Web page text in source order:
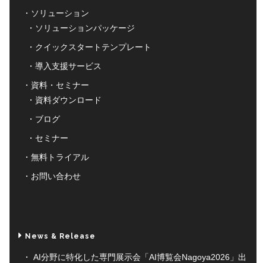
ソリューション
ソリューションパッケージ
クイックスタートテンプレート
導入支援サービス
資料・セミナー
資料ダウンロード
ブログ
セミナー
無料トライアル
お問い合わせ
News & Release
AI分野に特化した専門展示会「AI博覧会Nagoya2026」出